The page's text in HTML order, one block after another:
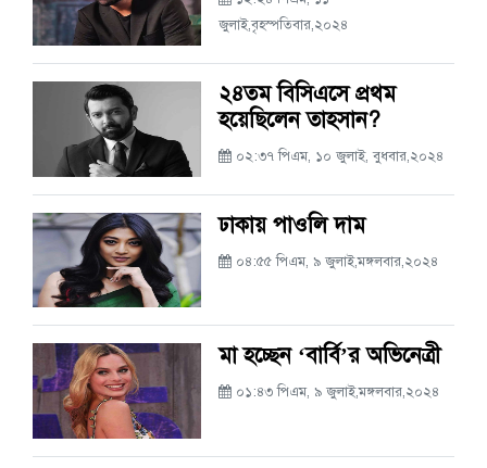
জুলাই,বৃহস্পতিবার,২০২৪
২৪তম বিসিএসে প্রথম
হয়েছিলেন তাহসান?
০২:৩৭ পিএম, ১০ জুলাই, বুধবার,২০২৪
ঢাকায় পাওলি দাম
০৪:৫৫ পিএম, ৯ জুলাই,মঙ্গলবার,২০২৪
মা হচ্ছেন ‘বার্বি’র অভিনেত্রী
০১:৪৩ পিএম, ৯ জুলাই,মঙ্গলবার,২০২৪